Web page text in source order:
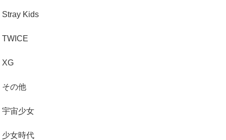
Stray Kids
TWICE
XG
その他
宇宙少女
少女時代